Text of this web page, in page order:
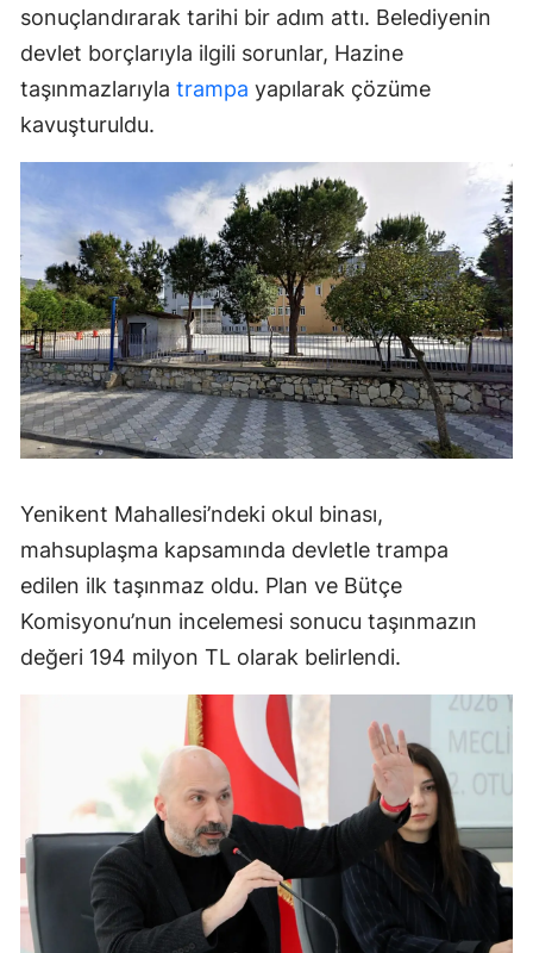
sonuçlandırarak tarihi bir adım attı. Belediyenin
devlet borçlarıyla ilgili sorunlar, Hazine
taşınmazlarıyla trampa yapılarak çözüme
kavuşturuldu.
Yenikent Mahallesi’ndeki okul binası,
mahsuplaşma kapsamında devletle trampa
edilen ilk taşınmaz oldu. Plan ve Bütçe
Komisyonu’nun incelemesi sonucu taşınmazın
değeri 194 milyon TL olarak belirlendi.